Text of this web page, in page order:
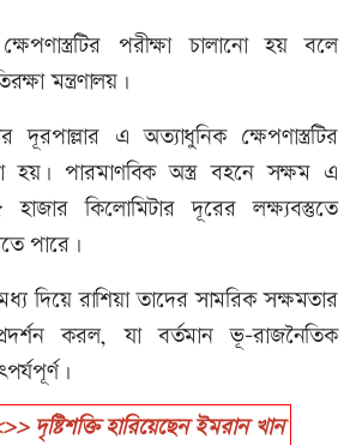
পরীক্ষা চালানো হয় বলে
মন্ত্রণালয়।
দূরপাল্লার এ অত্যাধুনিক ক্ষেপণাস্ত্রটির
হয়। পারমাণবিক অস্ত্র বহনে সক্ষম এ
হাজার কিলোমিটার দূরের লক্ষ্যবস্তুতে
পারে।
দিয়ে রাশিয়া তাদের সামরিক সক্ষমতার
করল, যা বর্তমান ভূ-রাজনৈতিক
হারিয়েছেন ইমরান খান